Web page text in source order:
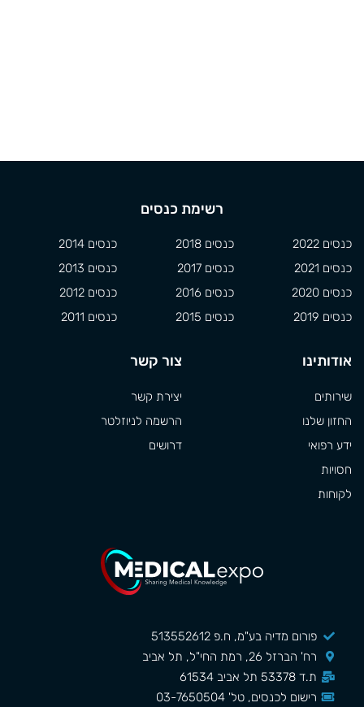
פורום מדיה בע"מ, ח.פ 513552612
רח' הברזל 26, רמת החי"ל, תל אביב
ת.ד 53378 תל אביב 61534
רישום לכנסים, טל' 03-7650504
רשימת כנסים
כנסים 2022
כנסים 2021
כנסים 2020
כנסים 2019
כנסים 2018
כנסים 2017
כנסים 2016
כנסים 2015
כנסים 2014
כנסים 2013
כנסים 2012
כנסים 2011
אודותינו
שירותים
החזון שלנו
ידע רפואי
חסויות
לקוחות
צור קשר
יצירת קשר
הרשמה לניוזלטר
דרושים